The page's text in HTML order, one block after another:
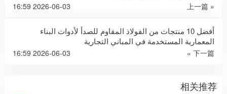
« 上一篇
2026-06-03 16:59
أفضل 10 منتجات من الفولاذ المقاوم للصدأ لأدوات البناء
المعمارية المستخدمة في المباني التجارية
下一篇 »
2026-06-03 16:59
相关推荐